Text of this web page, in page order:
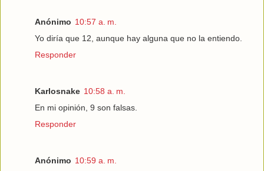
Anónimo 10:57 a. m.
Yo diría que 12, aunque hay alguna que no la entiendo.
Responder
Karlosnake 10:58 a. m.
En mi opinión, 9 son falsas.
Responder
Anónimo 10:59 a. m.